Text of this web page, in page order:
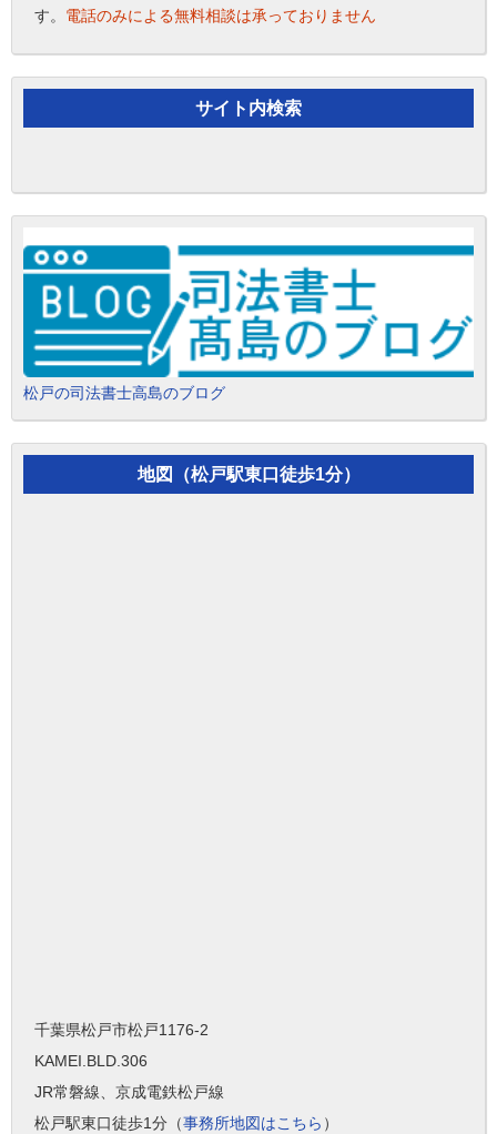
す。 電話のみによる無料相談は承っておりません
サイト内検索
松戸の司法書士高島のブログ
地図（松戸駅東口徒歩1分）
千葉県松戸市松戸1176-2
KAMEI.BLD.306
JR常磐線、京成電鉄松戸線
松戸駅東口徒歩1分（事務所地図はこちら ）